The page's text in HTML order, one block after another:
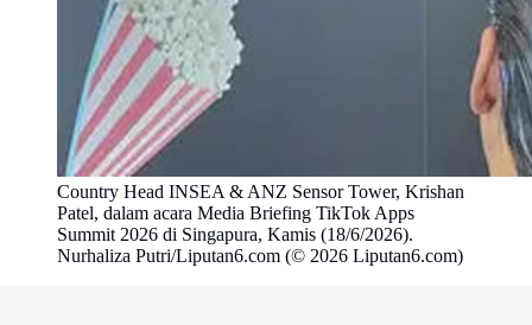
Country Head INSEA & ANZ Sensor Tower, Krishan
Patel, dalam acara Media Briefing TikTok Apps
Summit 2026 di Singapura, Kamis (18/6/2026).
Nurhaliza Putri/Liputan6.com (© 2026 Liputan6.com)